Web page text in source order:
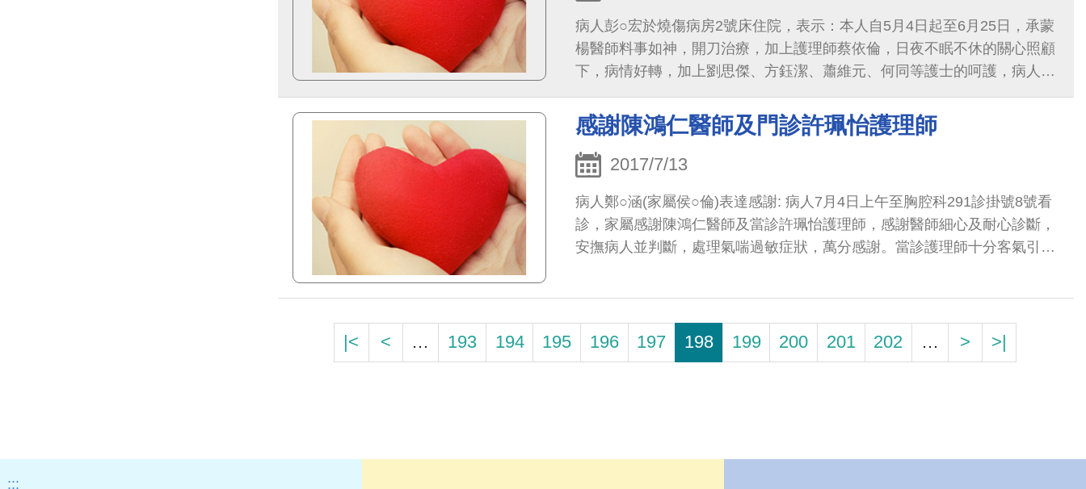
病人彭○宏於燒傷病房2號床住院，表示：本人自5月4日起至6月25日，承蒙
楊醫師料事如神，開刀治療，加上護理師蔡依倫，日夜不眠不休的關心照顧
下，病情好轉，加上劉思傑、方鈺潔、蕭維元、何同等護士的呵護，病人由
衷的感謝，在此致十二萬分的謝意、感恩，請上級給予適當的嘉勉，能使我
得到早日康復，還有王燕凱的照顧，銘感吾內。陳櫻儒換藥體貼，使病人減
輕痛苦，一併致謝。
感謝陳鴻仁醫師及門診許珮怡護理師
2017/7/13
病人鄭○涵(家屬侯○倫)表達感謝: 病人7月4日上午至胸腔科291診掛號8號看
診，家屬感謝陳鴻仁醫師及當診許珮怡護理師，感謝醫師細心及耐心診斷，
安撫病人並判斷，處理氣喘過敏症狀，萬分感謝。當診護理師十分客氣引
|< < … 193 194 195 196 197 198 199 200 201 202 … > >|
:::